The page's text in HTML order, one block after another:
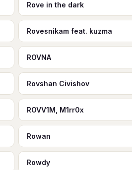
Rove in the dark
Rovesnikam feat. kuzma
ROVNA
Rovshan Civishov
ROVV1M, M1rr0x
Rowan
Rowdy